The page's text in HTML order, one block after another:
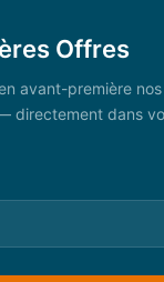
Offres
avant-première nos
directement dans